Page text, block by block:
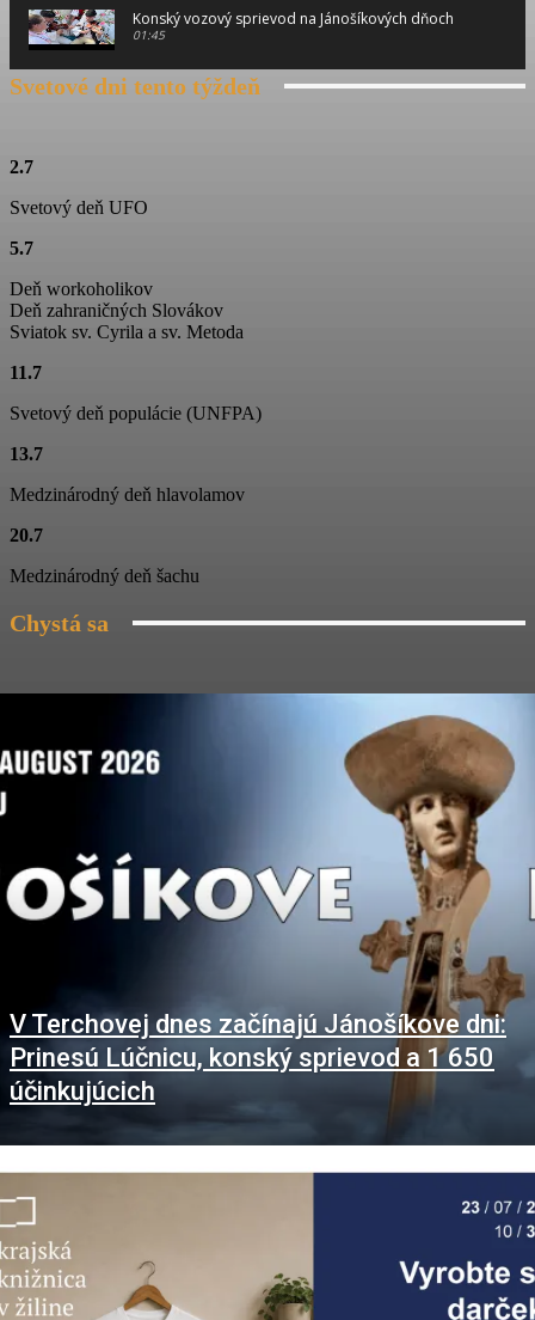
Konský vozový sprievod na Jánošíkových dňoch
01:45
Konský vozový sprievod na Jánošíkových dňoch
Jánošíkove dni
01:06
Svetové dni tento týždeň
2.7
Svetový deň UFO
5.7
Deň workoholikov
Deň zahraničných Slovákov
Sviatok sv. Cyrila a sv. Metoda
11.7
Svetový deň populácie (UNFPA)
13.7
Medzinárodný deň hlavolamov
20.7
Medzinárodný deň šachu
Chystá sa
V Terchovej dnes začínajú Jánošíkove dni:
Prinesú Lúčnicu, konský sprievod a 1 650
účinkujúcich